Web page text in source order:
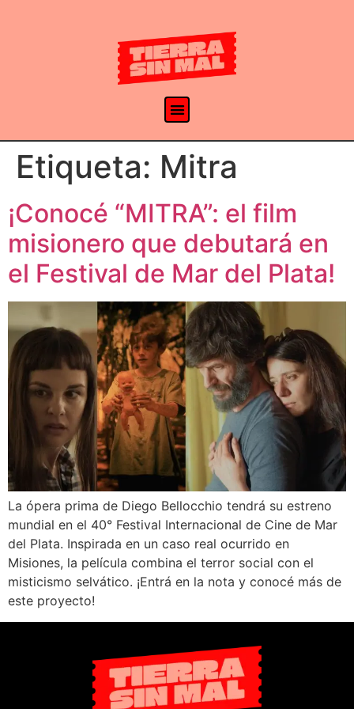
Etiqueta: Mitra
¡Conocé “MITRA”: el film
misionero que debutará en
el Festival de Mar del Plata!
La ópera prima de Diego Bellocchio tendrá su estreno
mundial en el 40° Festival Internacional de Cine de Mar
del Plata. Inspirada en un caso real ocurrido en
Misiones, la película combina el terror social con el
misticismo selvático. ¡Entrá en la nota y conocé más de
este proyecto!